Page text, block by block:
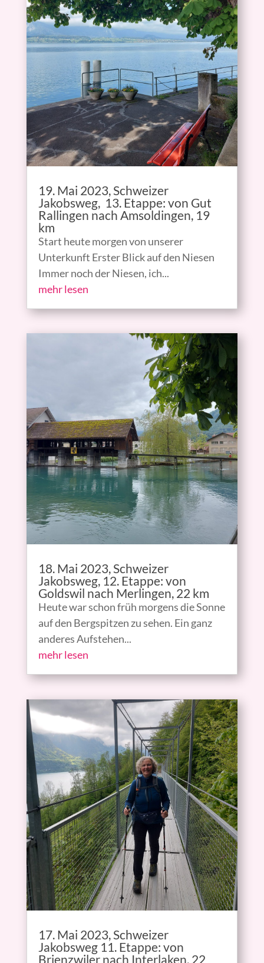
19. Mai 2023, Schweizer
Jakobsweg, 13. Etappe: von Gut
Rallingen nach Amsoldingen, 19
km
Start heute morgen von unserer
Unterkunft Erster Blick auf den Niesen
Immer noch der Niesen, ich...
mehr lesen
18. Mai 2023, Schweizer
Jakobsweg, 12. Etappe: von
Goldswil nach Merlingen, 22 km
Heute war schon früh morgens die Sonne
auf den Bergspitzen zu sehen. Ein ganz
anderes Aufstehen...
mehr lesen
17. Mai 2023, Schweizer
Jakobsweg 11. Etappe: von
Brienzwiler nach Interlaken, 22